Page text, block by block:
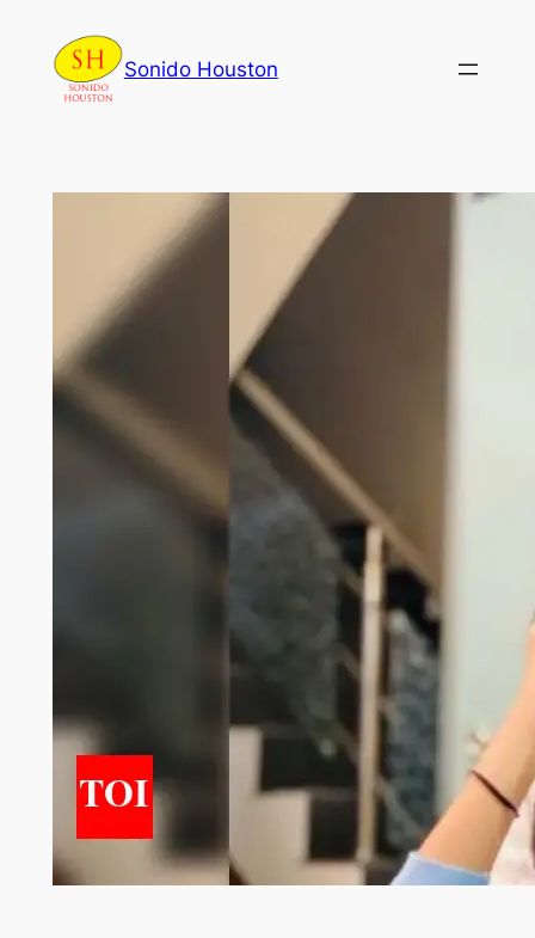
content
Sonido Houston